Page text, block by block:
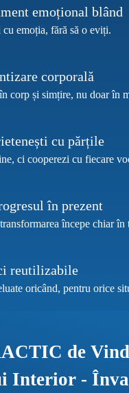
emoțional blând
de
Interior -